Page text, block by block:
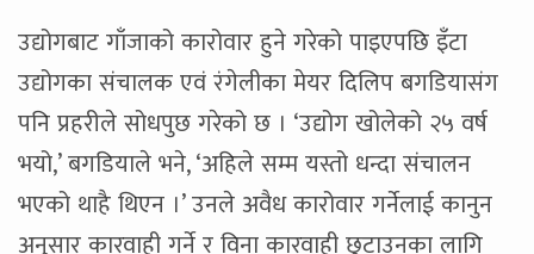
उद्योगबाट गाँजाको कारोवार हुने गरेको पाइएपछि इँटा
उद्योगका संचालक एवं रंगेलीका मेयर दिलिप बगडियासंग
पनि प्रहरीले सोधपुछ गरेको छ । ‘उद्योग खोलेको २५ वर्ष
भयो,’ बगडियाले भने, ‘अहिले सम्म यस्तो धन्दा संचालन
भएको थाहै थिएन ।’ उनले अवैध कारोवार गर्नेलाई कानुन
अनुसार कारवाही गर्ने र विना कारवाही छुटाउनका लागि